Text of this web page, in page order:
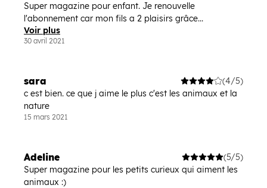
Super magazine pour enfant. Je renouvelle
l'abonnement car mon fils a 2 plaisirs grâce...
Voir plus
30 avril 2021
sara
(4/5)
c est bien. ce que j aime le plus c'est les animaux et la
nature
15 mars 2021
Adeline
(5/5)
Super magazine pour les petits curieux qui aiment les
animaux :)